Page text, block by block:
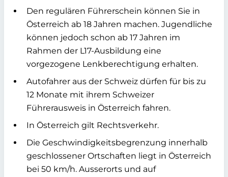
Den regulären Führerschein können Sie in
Österreich ab 18 Jahren machen. Jugendliche
können jedoch schon ab 17 Jahren im
Rahmen der L17-Ausbildung eine
vorgezogene Lenkberechtigung erhalten.
Autofahrer aus der Schweiz dürfen für bis zu
12 Monate mit ihrem Schweizer
Führerausweis in Österreich fahren.
In Österreich gilt Rechtsverkehr.
Die Geschwindigkeitsbegrenzung innerhalb
geschlossener Ortschaften liegt in Österreich
bei 50 km/h. Ausserorts und auf